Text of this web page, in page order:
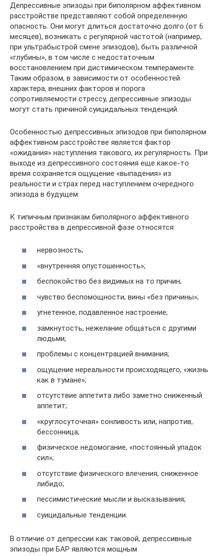
Депрессивные эпизоды при биполярном аффективном
расстройстве представляют собой определенную
опасность. Они могут длиться достаточно долго (от 6
месяцев), возникать с регулярной частотой (например,
при ультрабыстрой смене эпизодов), быть различной
«глубины», в том числе с недостаточным
восстановлением при дистимическом темпераменте.
Таким образом, в зависимости от особенностей
характера, внешних факторов и порога
сопротивляемости стрессу, депрессивные эпизоды
могут стать причиной суицидальных тенденций.
Особенностью депрессивных эпизодов при биполярном
аффективном расстройстве является фактор
«ожидания» наступления такового, их регулярность. При
выходе из депрессивного состояния еще какое-то
время сохраняется ощущение «выпадения» из
реальности и страх перед наступлением очередного
эпизода в будущем.
К типичным признакам биполярного аффективного
расстройства в депрессивной фазе относятся:
нервозность;
«внутренняя опустошенность»;
беспокойство без видимых на то причин;
чувство беспомощности, вины «без причины»;
угнетенное, подавленное настроение;
замкнутость, нежелание общаться с другими
людьми;
проблемы с концентрацией внимания;
ощущение нереальности происходящего, «жизнь
как в тумане»;
отсутствие аппетита либо заметно сниженный
аппетит;
«круглосуточная» сонливость или, напротив,
бессонница;
физическое недомогание, «постоянный упадок
сил»;
отсутствие физического влечения, сниженное
либидо;
пессимистические мысли и высказывания;
суицидальные тенденции.
В отличие от депрессии как таковой, депрессивные
эпизоды при БАР являются мощным